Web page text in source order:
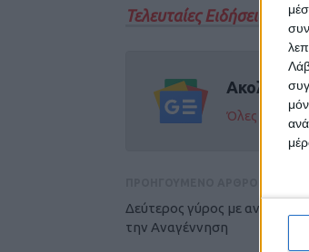
Τελευταίες Ειδήσεις
Όλες οι
Δεύτερος γύρος με
την Αναγέννηση